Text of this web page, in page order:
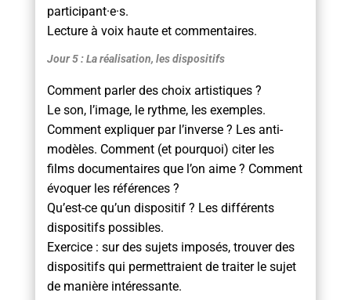
participant·e·s.
Lecture à voix haute et commentaires.
Jour 5 : La réalisation, les dispositifs
Comment parler des choix artistiques ?
Le son, l’image, le rythme, les exemples.
Comment expliquer par l’inverse ? Les anti-
modèles. Comment (et pourquoi) citer les
films documentaires que l’on aime ? Comment
évoquer les références ?
Qu’est-ce qu’un dispositif ? Les différents
dispositifs possibles.
Exercice : sur des sujets imposés, trouver des
dispositifs qui permettraient de traiter le sujet
de manière intéressante.